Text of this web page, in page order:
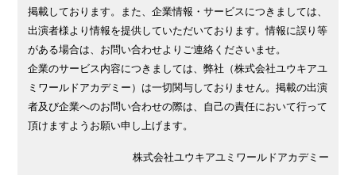
掲載しております。また、企業情報・サービスにつきましては、
出演者様より情報を提供していただいております。情報に誤り等
がある場合は、お問い合わせよりご連絡くださいませ。
企業のサービス内容につきましては、弊社（株式会社ユウキアユ
ミワールドアカデミー）は一切関与しておりません。掲載の出演
者及び企業へのお問い合わせの際は、自己の責任において行って
頂けますようお願い申し上げます。
株式会社ユウキアユミワールドアカデミー